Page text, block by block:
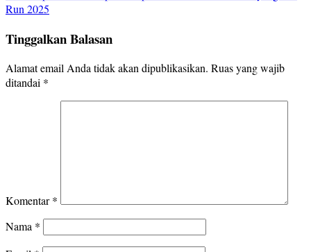
Run 2025
Tinggalkan Balasan
Alamat email Anda tidak akan dipublikasikan. Ruas yang wajib
ditandai *
Komentar*
Nama *